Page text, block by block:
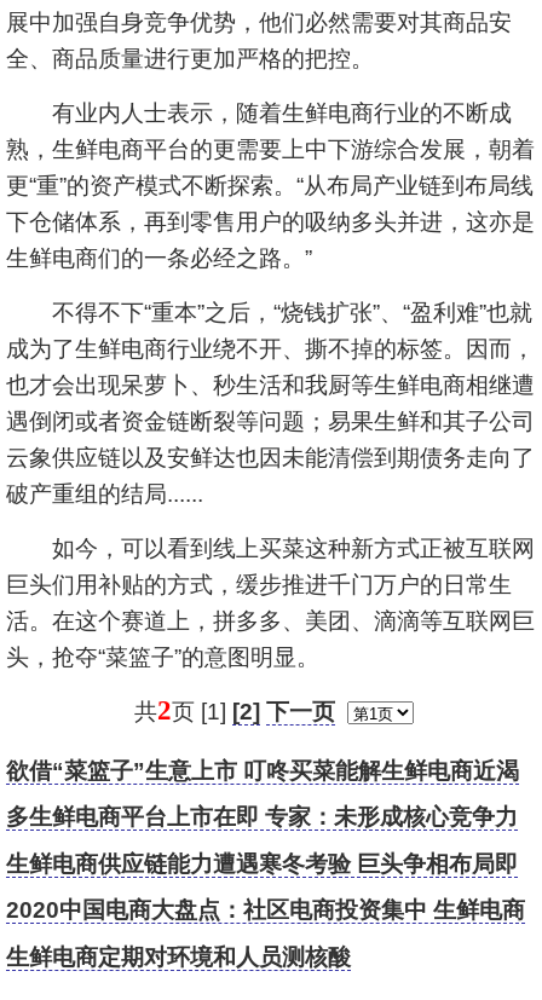
展中加强自身竞争优势，他们必然需要对其商品安
全、商品质量进行更加严格的把控。
有业内人士表示，随着生鲜电商行业的不断成
熟，生鲜电商平台的更需要上中下游综合发展，朝着
更“重”的资产模式不断探索。“从布局产业链到布局线
下仓储体系，再到零售用户的吸纳多头并进，这亦是
生鲜电商们的一条必经之路。”
不得不下“重本”之后，“烧钱扩张”、“盈利难”也就
成为了生鲜电商行业绕不开、撕不掉的标签。因而，
也才会出现呆萝卜、秒生活和我厨等生鲜电商相继遭
遇倒闭或者资金链断裂等问题；易果生鲜和其子公司
云象供应链以及安鲜达也因未能清偿到期债务走向了
破产重组的结局......
如今，可以看到线上买菜这种新方式正被互联网
巨头们用补贴的方式，缓步推进千门万户的日常生
活。在这个赛道上，拼多多、美团、滴滴等互联网巨
头，抢夺“菜篮子”的意图明显。
共2页 [1] [2] 下一页
欲借“菜篮子”生意上市 叮咚买菜能解生鲜电商近渴
吗？
多生鲜电商平台上市在即 专家：未形成核心竞争力
无法持久延续
生鲜电商供应链能力遭遇寒冬考验 巨头争相布局即
时配送市场
2020中国电商大盘点：社区电商投资集中 生鲜电商
最热门
生鲜电商定期对环境和人员测核酸